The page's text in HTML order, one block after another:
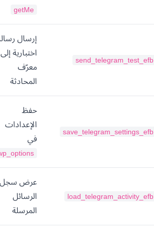
getMe
send_telegram_test_efb
إرسال
اختبارية إلى
معرّف
المحادثة
save_telegram_settings_efb
حفظ
الإعدادات
في
load_telegram_activity_efb
عرض سجل
الرسائل
المرسلة